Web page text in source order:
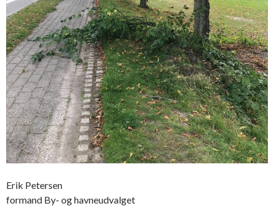
Erik Petersen
formand By- og havneudvalget